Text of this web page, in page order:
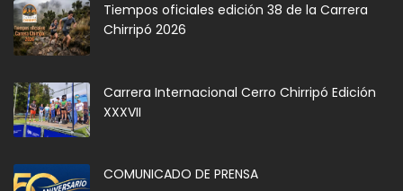
Tiempos oficiales edición 38 de la Carrera
Chirripó 2026
Carrera Internacional Cerro Chirripó Edición
XXXVII
COMUNICADO DE PRENSA